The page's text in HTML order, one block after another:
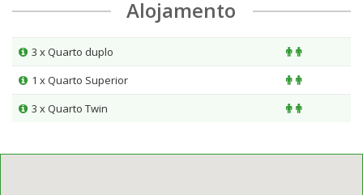
Alojamento
3 x Quarto duplo
1 x Quarto Superior
3 x Quarto Twin